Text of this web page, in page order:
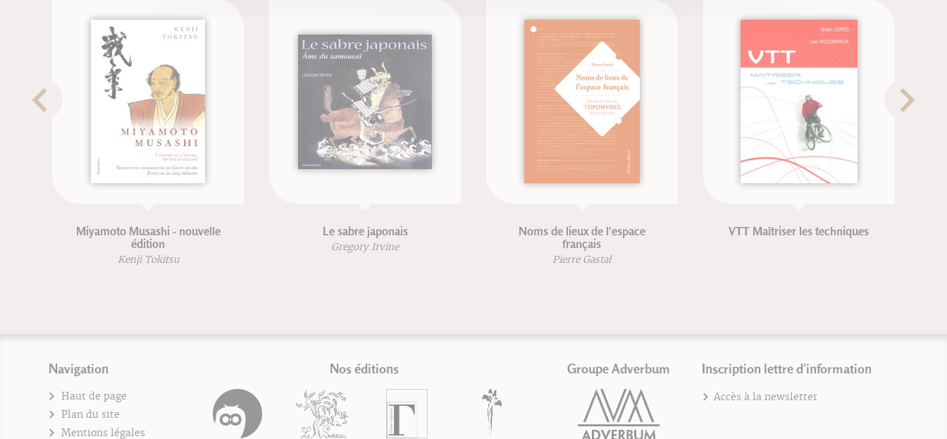
Musashi - nouvelle
Le sabre japonais
Noms de lieux de l'espace
VTT Maîtriser les techniques El periné femenino y
Navigation
Haut de page
Plan du site
Mentions légales
Nos éditions Groupe Adverbum Inscription lettre d'information
Accès à la newsletter